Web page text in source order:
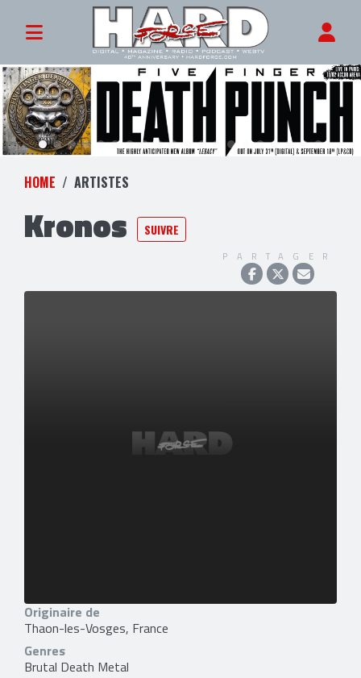
HOME ARTISTES
Kronos SUIVRE
PARTAGER
Originaire de
Thaon-les-Vosges, France
Genres
Brutal Death Metal